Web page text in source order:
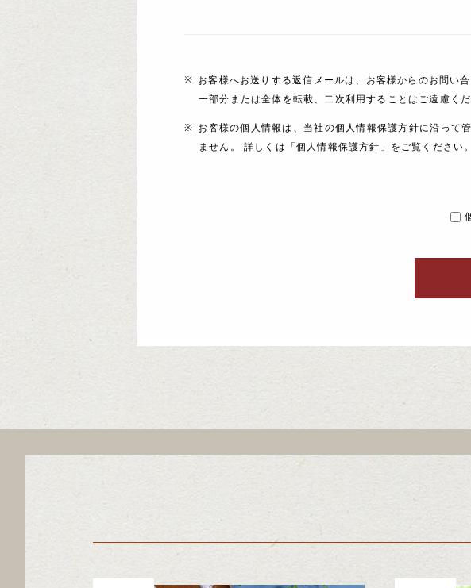
お客様へお送りする返信メールは、お客様からのお問い
一部分または全体を転載、二次利用することはご遠慮くだ
お客様の個人情報は、当社の個人情報保護方針に沿って
ません。 詳しくは「個人情報保護方針」をご覧ください。